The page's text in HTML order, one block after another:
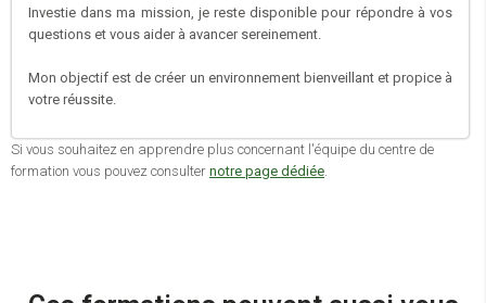
Investie dans ma mission, je reste disponible pour répondre à vos
questions et vous aider à avancer sereinement.
Mon objectif est de créer un environnement bienveillant et propice à
votre réussite.
Si vous souhaitez en apprendre plus concernant l'équipe du centre de
formation vous pouvez consulter notre page dédiée.